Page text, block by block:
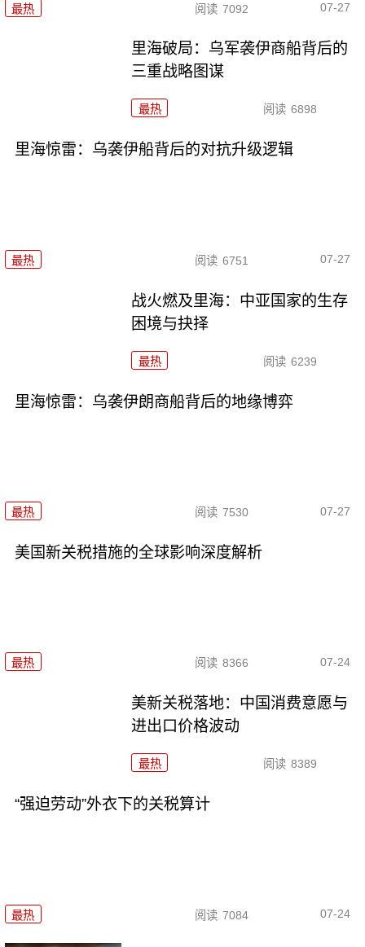
最热 阅读 7092 07-27
里海破局：乌军袭伊商船背后的
三重战略图谋
最热 阅读 6898
里海惊雷：乌袭伊船背后的对抗升级逻辑
最热 阅读 6751 07-27
战火燃及里海：中亚国家的生存
困境与抉择
最热 阅读 6239
里海惊雷：乌袭伊朗商船背后的地缘博弈
最热 阅读 7530 07-27
美国新关税措施的全球影响深度解析
最热 阅读 8366 07-24
美新关税落地：中国消费意愿与
进出口价格波动
最热 阅读 8389
“强迫劳动”外衣下的关税算计
最热 阅读 7084 07-24